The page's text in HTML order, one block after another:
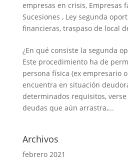
empresas en crisis, Empresas
Sucesiones , Ley segunda
financieras, traspaso de local
¿En qué consiste la segunda
Este procedimiento ha de
persona física (ex empresario
encuentra en situación
determinados requisitos,
deudas que aún arrastra,...
Archivos
febrero 2021